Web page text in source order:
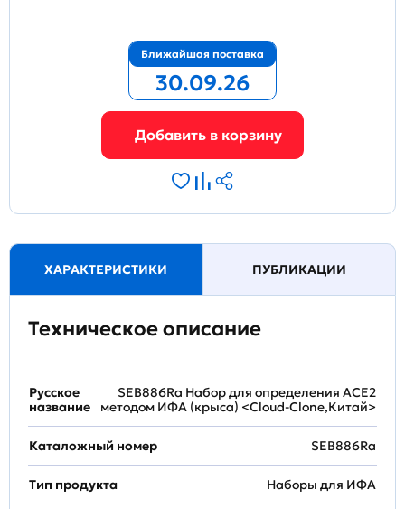
Ближайшая поставка
30.09.26
ХАРАКТЕРИСТИКИ ПУБЛИКАЦИИ
Техническое описание
Русское
название
SEB886Ra Набор для определения ACE2
методом ИФА (крыса) <Cloud-Clone,Китай>
Каталожный номер SEB886Ra
Тип продукта Наборы для ИФА